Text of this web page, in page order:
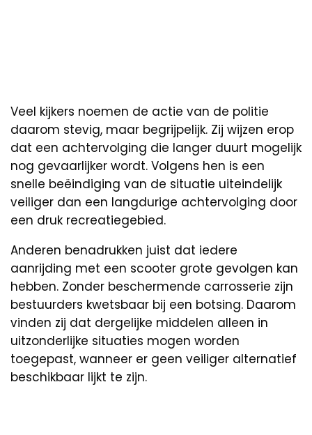
Veel kijkers noemen de actie van de politie
daarom stevig, maar begrijpelijk. Zij wijzen erop
dat een achtervolging die langer duurt mogelijk
nog gevaarlijker wordt. Volgens hen is een
snelle beëindiging van de situatie uiteindelijk
veiliger dan een langdurige achtervolging door
een druk recreatiegebied.
Anderen benadrukken juist dat iedere
aanrijding met een scooter grote gevolgen kan
hebben. Zonder beschermende carrosserie zijn
bestuurders kwetsbaar bij een botsing. Daarom
vinden zij dat dergelijke middelen alleen in
uitzonderlijke situaties mogen worden
toegepast, wanneer er geen veiliger alternatief
beschikbaar lijkt te zijn.